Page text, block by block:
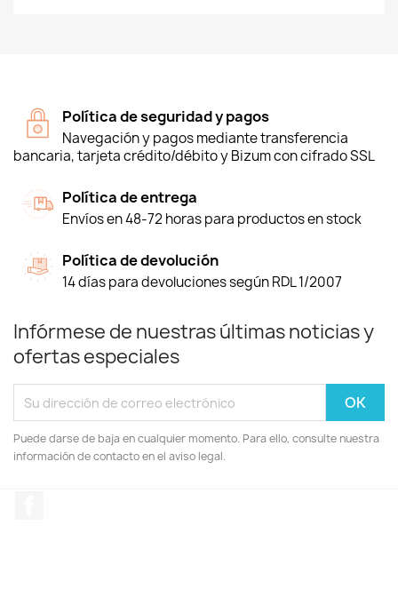
Política de seguridad y pagos
Navegación y pagos mediante transferencia
bancaria, tarjeta crédito/débito y Bizum con cifrado SSL
Política de entrega
Envíos en 48-72 horas para productos en stock
Política de devolución
14 días para devoluciones según RDL 1/2007
Infórmese de nuestras últimas noticias y
ofertas especiales
Puede darse de baja en cualquier momento. Para ello, consulte nuestra
información de contacto en el aviso legal.